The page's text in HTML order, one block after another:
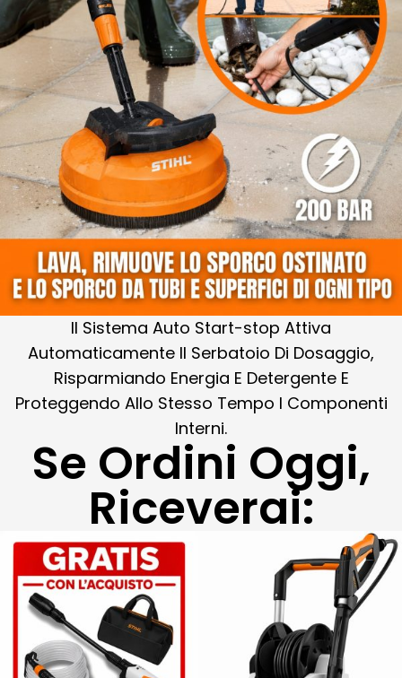
Il Sistema Auto Start-stop Attiva
Automaticamente Il Serbatoio Di Dosaggio,
Risparmiando Energia E Detergente E
Proteggendo Allo Stesso Tempo I Componenti
Interni.
Se Ordini Oggi,
Riceverai: